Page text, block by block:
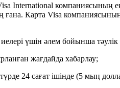
International компаниясының
ғана. Карта Visa
үшін әлем бойынша
жағдайда хабарлау;
24 сағат ішінде (5 мың